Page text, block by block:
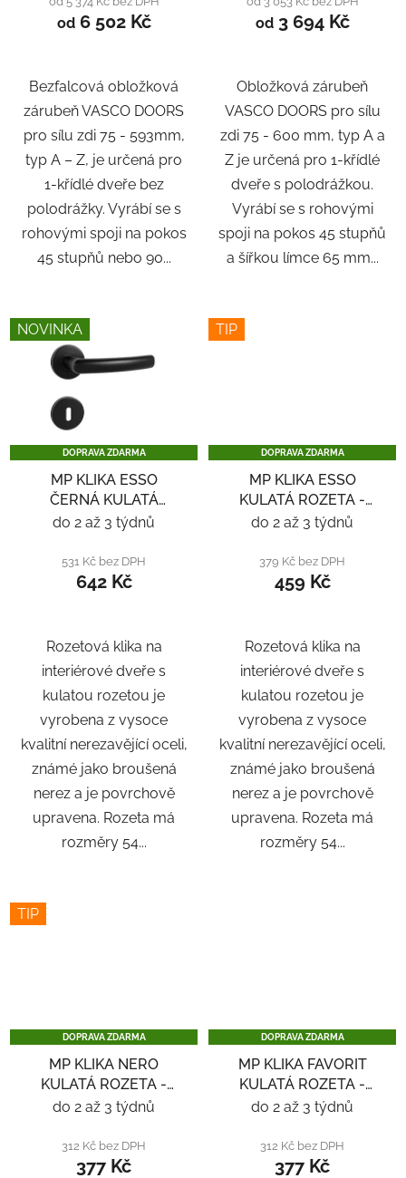
od6 502 Kč
Bezfalcová obložková
zárubeň VASCO DOORS
pro sílu zdi 75 - 593mm,
typ A – Z, je určená pro
1-křídlé dveře bez
polodrážky. Vyrábí se s
rohovými spoji na pokos
45 stupňů nebo 90...
od3 694 Kč
Obložková zárubeň
VASCO DOORS pro sílu
zdi 75 - 600 mm, typ A a
Z je určená pro 1-křídlé
dveře s polodrážkou.
Vyrábí se s rohovými
spoji na pokos 45 stupňů
a šířkou límce 65 mm...
NOVINKA
DOPRAVA ZDARMA
MP KLIKA ESSO
ČERNÁ KULATÁ
ROZETA - ČERNÁ
do 2 až 3 týdnů
531 Kč bez DPH
642 Kč
Rozetová klika na
interiérové ​​dveře s
kulatou rozetou je
vyrobena z vysoce
kvalitní nerezavějící oceli,
známé jako broušená
nerez a je povrchově
upravena. Rozeta má
rozměry 54...
TIP
DOPRAVA ZDARMA
MP KLIKA ESSO
KULATÁ ROZETA -
NEREZ
do 2 až 3 týdnů
379 Kč bez DPH
459 Kč
Rozetová klika na
interiérové ​​dveře s
kulatou rozetou je
vyrobena z vysoce
kvalitní nerezavějící oceli,
známé jako broušená
nerez a je povrchově
upravena. Rozeta má
rozměry 54...
TIP
DOPRAVA ZDARMA
MP KLIKA NERO
KULATÁ ROZETA -
NEREZ
do 2 až 3 týdnů
312 Kč bez DPH
377 Kč
DOPRAVA ZDARMA
MP KLIKA FAVORIT
KULATÁ ROZETA -
NEREZ
do 2 až 3 týdnů
312 Kč bez DPH
377 Kč